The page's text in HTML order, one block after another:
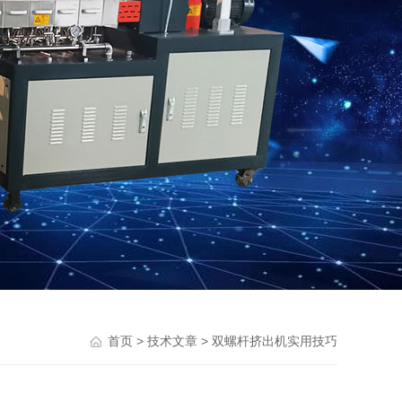
首页 > 技术文章 > 双螺杆挤出机实用技巧